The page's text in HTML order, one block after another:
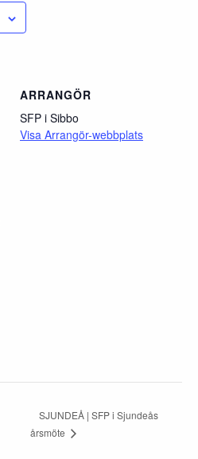
ARRANGÖR
SFP i Sibbo
Visa Arrangör-webbplats
SJUNDEÅ | SFP i Sjundeås
årsmöte